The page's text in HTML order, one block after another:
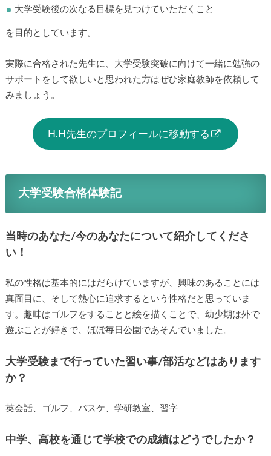
大学受験後の次なる目標を見つけていただくこと
を目的としています。
実際に合格された先生に、大学受験突破に向けて一緒に勉強の
サポートをして欲しいと思われた方はぜひ家庭教師を依頼して
みましょう。
H.H先生のプロフィールに移動する
大学受験合格体験記
当時のあなた/今のあなたについて紹介してくださ
い！
私の性格は基本的にはだらけていますが、興味のあることには
真面目に、そして熱心に追求するという性格だと思っていま
す。趣味はゴルフをすることと絵を描くことで、幼少期は外で
遊ぶことが好きで、ほぼ毎日公園であそんでいました。
大学受験まで行っていた習い事/部活などはあります
か？
英会話、ゴルフ、バスケ、学研教室、習字
中学、高校を通じて学校での成績はどうでしたか？